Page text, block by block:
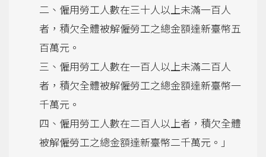
二、僱用勞工人數在三十人以上未滿一百人
者，積欠全體被解僱勞工之總金額達新臺幣五
百萬元。
三、僱用勞工人數在一百人以上未滿二百人
者，積欠全體被解僱勞工之總金額達新臺幣一
千萬元。
四、僱用勞工人數在二百人以上者，積欠全體
被解僱勞工之總金額達新臺幣二千萬元。」